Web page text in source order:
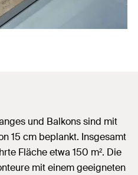
und Balkons sind mit
15 cm beplankt. Insgesamt
Fläche etwa 150 m². Die
mit einem geeigneten